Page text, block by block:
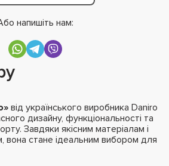
напишіть нам:
від українського виробника Daniro
дизайну, функціональності та
Завдяки якісним матеріалам і
вона стане ідеальним вибором для